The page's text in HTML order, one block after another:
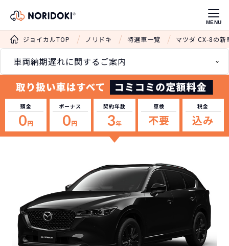
MENU
ジョイカルTOP ノリドキ 特選車一覧 マツダ CX-8の新
車両納期遅れに関するご案内
頭金
0円
ボーナス
0円
契約年数
3年
車検
不要
税金
込み